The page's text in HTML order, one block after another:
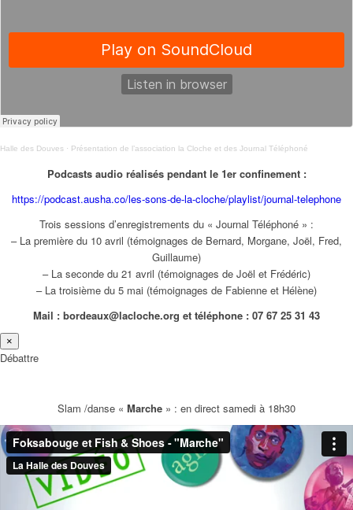
Halle des Douves · Présentation de l’association la Cloche et des Journal Téléphoné
Podcasts audio réalisés pendant le 1er confinement :
https://podcast.ausha.co/les-sons-de-la-cloche/playlist/journal-telephone
Trois sessions d’enregistrements du « Journal Téléphoné » :
– La première du 10 avril (témoignages de Bernard, Morgane, Joël, Fred,
Guillaume)
– La seconde du 21 avril (témoignages de Joël et Frédéric)
– La troisième du 5 mai (témoignages de Fabienne et Hélène)
Mail : bordeaux@lacloche.org et téléphone : 07 67 25 31 43
×
Débattre
Slam /danse « Marche » : en direct samedi à 18h30